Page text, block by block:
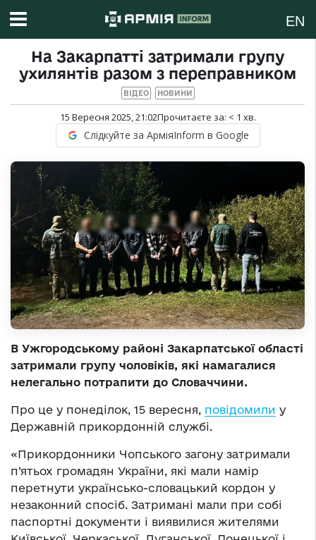
EN
На Закарпатті затримали групу
ухилянтів разом з переправником
ВІДЕО НОВИНИ
15 Вересня 2025, 21:02Прочитаєте за: < 1 хв.
Слідкуйте за АрміяInform в Google
В Ужгородському районі Закарпатської області
затримали групу чоловіків, які намагалися
нелегально потрапити до Словаччини.
Про це у понеділок, 15 вересня, повідомили у
Державній прикордонній службі.
«Прикордонники Чопського загону затримали
п’ятьох громадян України, які мали намір
перетнути українсько-словацький кордон у
незаконний спосіб. Затримані мали при собі
паспортні документи і виявилися жителями